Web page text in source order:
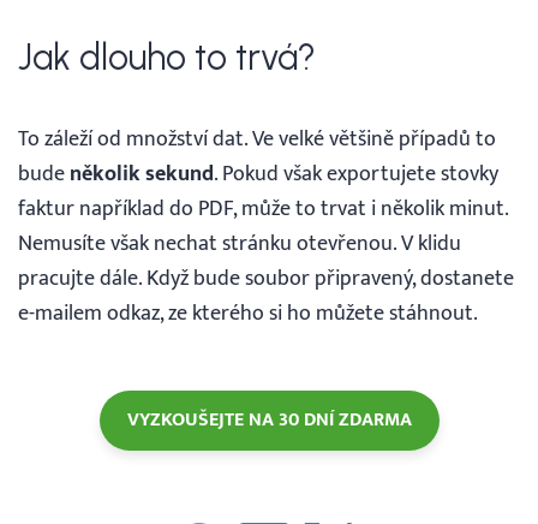
Jak dlouho to trvá?
To záleží od množství dat. Ve velké většině případů to
budeněkolik sekund. Pokud však exportujete stovky
faktur například do PDF, může to trvat i několik minut.
Nemusíte však nechat stránku otevřenou. V klidu
pracujte dále. Když bude soubor připravený, dostanete
e-mailem odkaz, ze kterého si ho můžete stáhnout.
VYZKOUŠEJTE NA 30 DNÍ ZDARMA